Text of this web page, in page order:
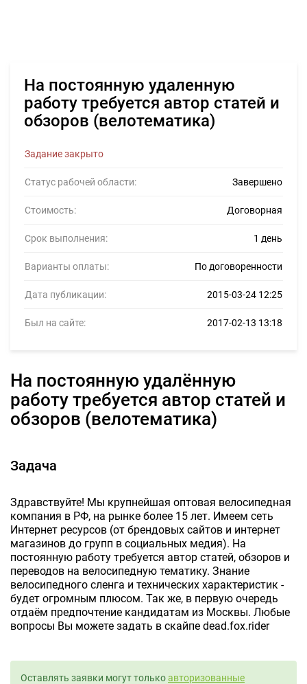
На постоянную удаленную
работу требуется автор статей и
обзоров (велотематика)
Задание закрыто
Статус рабочей области: Завершено
Стоимость: Договорная
Срок выполнения: 1 день
Варианты оплаты: По договоренности
Дата публикации: 2015-03-24 12:25
Был на сайте: 2017-02-13 13:18
На постоянную удалённую
работу требуется автор статей и
обзоров (велотематика)
Задача
Здравствуйте! Мы крупнейшая оптовая велосипедная
компания в РФ, на рынке более 15 лет. Имеем сеть
Интернет ресурсов (от брендовых сайтов и интернет
магазинов до групп в социальных медия). На
постоянную работу требуется автор статей, обзоров и
переводов на велосипедную тематику. Знание
велосипедного сленга и технических характеристик -
будет огромным плюсом. Так же, в первую очередь
отдаём предпочтение кандидатам из Москвы. Любые
вопросы Вы можете задать в скайпе dead.fox.rider
Оставлять заявки могут толькоавторизованные